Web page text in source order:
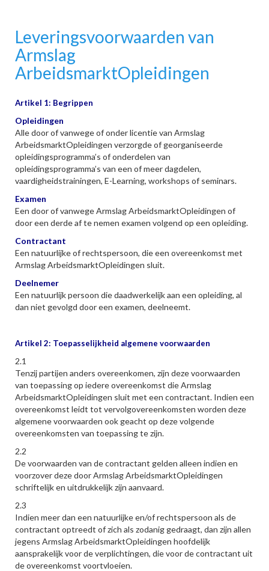
Leveringsvoorwaarden van
Armslag
ArbeidsmarktOpleidingen
Artikel 1: Begrippen
Opleidingen
Alle door of vanwege of onder licentie van Armslag
ArbeidsmarktOpleidingen verzorgde of georganiseerde
opleidingsprogramma’s of onderdelen van
opleidingsprogramma’s van een of meer dagdelen,
vaardigheidstrainingen, E-Learning, workshops of seminars.
Examen
Een door of vanwege Armslag ArbeidsmarktOpleidingen of
door een derde af te nemen examen volgend op een opleiding.
Contractant
Een natuurlijke of rechtspersoon, die een overeenkomst met
Armslag ArbeidsmarktOpleidingen sluit.
Deelnemer
Een natuurlijk persoon die daadwerkelijk aan een opleiding, al
dan niet gevolgd door een examen, deelneemt.
Artikel 2: Toepasselijkheid algemene voorwaarden
2.1
Tenzij partijen anders overeenkomen, zijn deze voorwaarden
van toepassing op iedere overeenkomst die Armslag
ArbeidsmarktOpleidingen sluit met een contractant. Indien een
overeenkomst leidt tot vervolgovereenkomsten worden deze
algemene voorwaarden ook geacht op deze volgende
overeenkomsten van toepassing te zijn.
2.2
De voorwaarden van de contractant gelden alleen indien en
voorzover deze door Armslag ArbeidsmarktOpleidingen
schriftelijk en uitdrukkelijk zijn aanvaard.
2.3
Indien meer dan een natuurlijke en/of rechtspersoon als de
contractant optreedt of zich als zodanig gedraagt, dan zijn allen
jegens Armslag ArbeidsmarktOpleidingen hoofdelijk
aansprakelijk voor de verplichtingen, die voor de contractant uit
de overeenkomst voortvloeien.